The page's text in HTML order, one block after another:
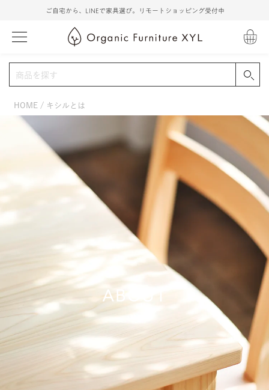
ご自宅から、LINEで家具選び。リモートショッピング受付中
HOME キシルとは
ABOUT